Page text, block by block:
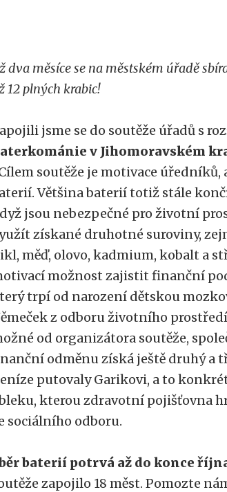
dva měsíce se na městském úřadě
12 plných krabic!
jsme se do soutěže úřadů s
v Jihomoravském
soutěže je motivace úředníků,
Většina baterií totiž stále
jsou nebezpečné pro životní
získané druhotné suroviny,
měď, olovo, kadmium, kobalt a
možnost zajistit finanční
trpí od narození dětskou
z odboru životního
od organizátora soutěže,
odměnu získá ještě druhý a
putovaly Garikovi, a to
kterou zdravotní pojišťovna
sociálního odboru.
baterií potrvá až do konce
zapojilo 18 měst. Pomozte